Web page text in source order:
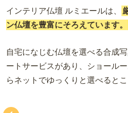
インテリア仏壇 ルミエールは、
ン仏壇を豊富にそろえています。
自宅になじむ仏壇を選べる合成
ートサービスがあり、ショール
らネットでゆっくりと選べるとこ